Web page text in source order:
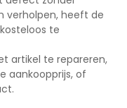
verholpen, heeft de
te
artikel te repareren,
aankoopprijs, of